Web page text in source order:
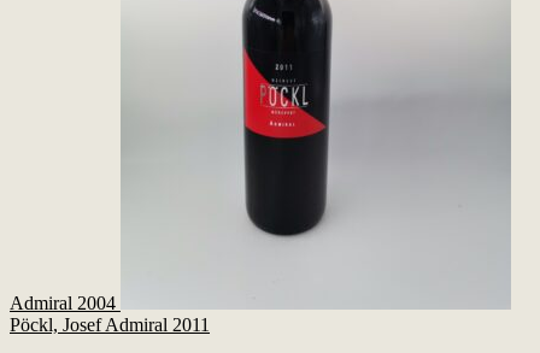
Admiral 2004
Pöckl, Josef Admiral 2011